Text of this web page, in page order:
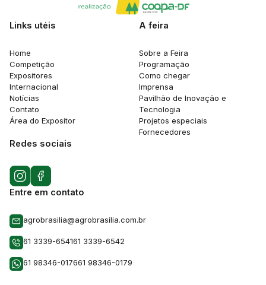
Links utéis
Home
Competição
Expositores
Internacional
Notícias
Contato
Área do Expositor
A feira
Sobre a Feira
Programação
Como chegar
Imprensa
Pavilhão de Inovação e
Tecnologia
Projetos especiais
Fornecedores
Redes sociais
Entre em contato
agrobrasilia@agrobrasilia.com.br
61 3339-654161 3339-6542
61 98346-017661 98346-0179